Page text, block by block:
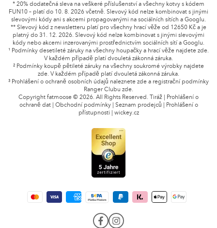
* 20% dodatečná sleva na veškeré příslušenství a všechny kotvy s kódem
FUN10 – platí do 10. 8. 2026 včetně. Slevový kód nelze kombinovat s jinými
slevovými kódy ani s akcemi propagovanými na sociálních sítích a Googlu.
** Slevový kód z newsletteru platí pro všechny hrací věže od 12650 Kč a je
platný do 31. 12. 2026. Slevový kód nelze kombinovat s jinými slevovými
kódy nebo akcemi inzerovanými prostřednictvím sociálních sítí a Googlu.
¹ Podmínky desetileté záruky na všechny houpačky a hrací věže najdete zde.
V každém případě platí dvouletá zákonná záruka.
² Podmínky koupě pětileté záruky na všechny soukromé výrobky najdete
zde. V každém případě platí dvouletá zákonná záruka.
³ Prohlášení o ochraně osobních údajů naleznete zde a registrační podmínky
Ranger Clubu zde.
Copyright fatmoose © 2026. All Rights Reserved. Tiráž
Prohlášení o
ochraně dat| Obchodní podmínky| Seznam prodejců
Prohlášení o
přístupnosti
wickey.cz